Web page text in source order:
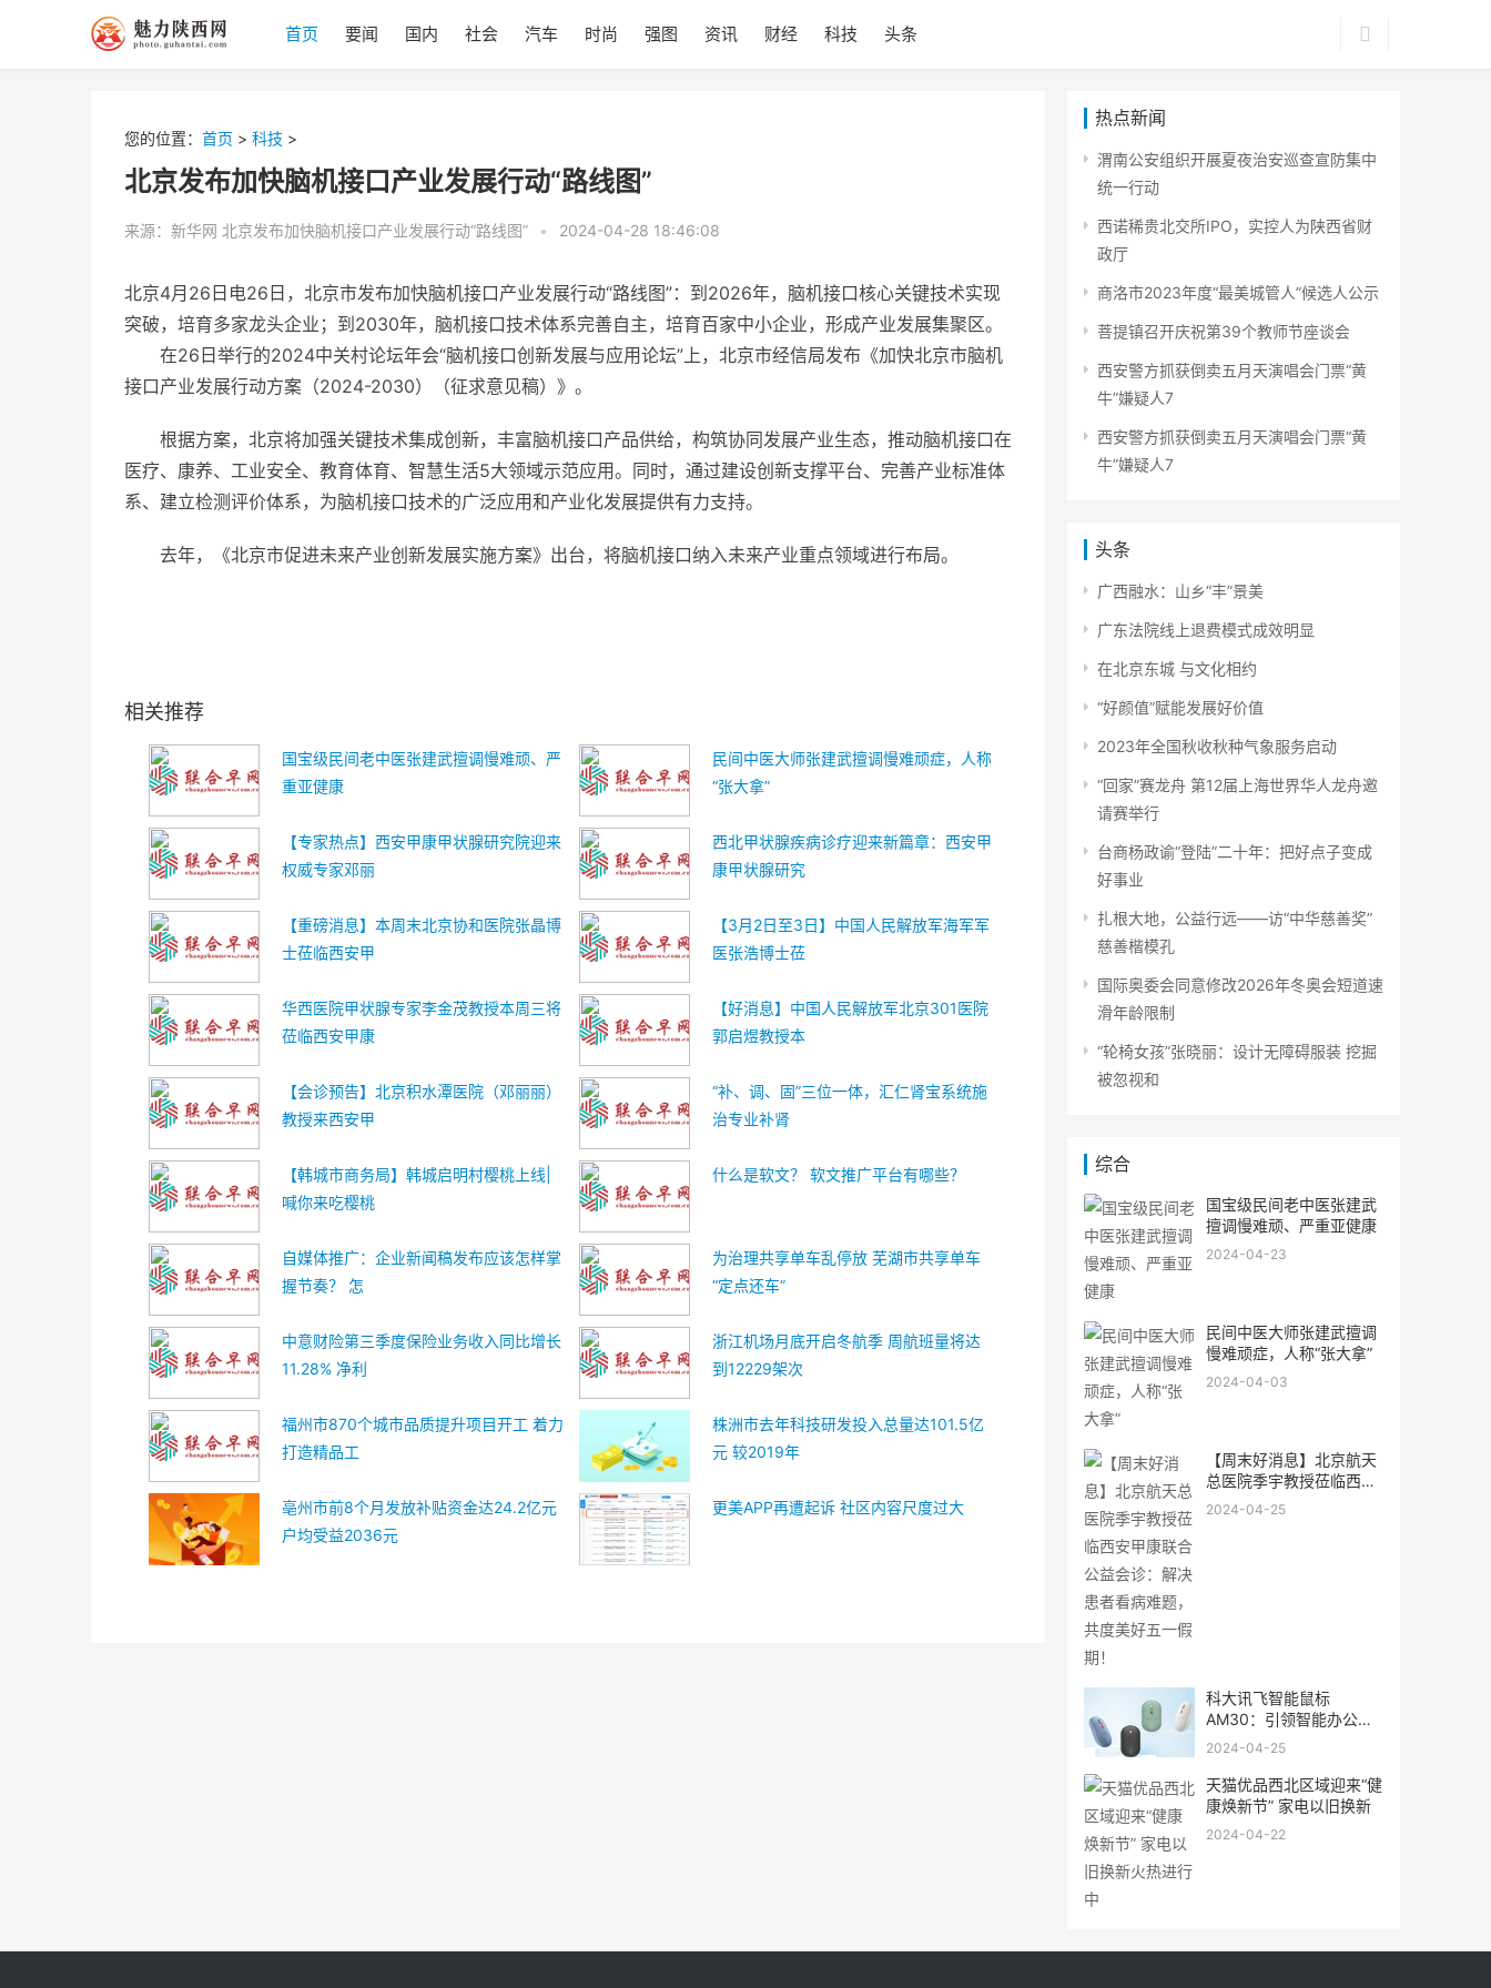
首页 要闻 国内 社会 汽车 时尚 强图 资讯 财经 科技 头条
您的位置： 首页 > 科技 >
北京发布加快脑机接口产业发展行动“路线图”
来源：新华网 北京发布加快脑机接口产业发展行动“路线图” • 2024-04-28 18:46:08
北京4月26日电26日，北京市发布加快脑机接口产业发展行动“路线图”：到2026年，脑机接口核心关键技术实现
突破，培育多家龙头企业；到2030年，脑机接口技术体系完善自主，培育百家中小企业，形成产业发展集聚区。
在26日举行的2024中关村论坛年会“脑机接口创新发展与应用论坛”上，北京市经信局发布《加快北京市脑机
接口产业发展行动方案（2024-2030）（征求意见稿）》。
根据方案，北京将加强关键技术集成创新，丰富脑机接口产品供给，构筑协同发展产业生态，推动脑机接口在
医疗、康养、工业安全、教育体育、智慧生活5大领域示范应用。同时，通过建设创新支撑平台、完善产业标准体
系、建立检测评价体系，为脑机接口技术的广泛应用和产业化发展提供有力支持。
去年，《北京市促进未来产业创新发展实施方案》出台，将脑机接口纳入未来产业重点领域进行布局。
相关推荐
国宝级民间老中医张建武擅调慢难顽、严
重亚健康
民间中医大师张建武擅调慢难顽症，人称
“张大拿”
【专家热点】西安甲康甲状腺研究院迎来
权威专家邓丽
西北甲状腺疾病诊疗迎来新篇章：西安甲
康甲状腺研究
【重磅消息】本周末北京协和医院张晶博
士莅临西安甲
【3月2日至3日】中国人民解放军海军军
医张浩博士莅
华西医院甲状腺专家李金茂教授本周三将
莅临西安甲康
【好消息】中国人民解放军北京301医院
郭启煜教授本
【会诊预告】北京积水潭医院（邓丽丽）
教授来西安甲
“补、调、固”三位一体，汇仁肾宝系统施
治专业补肾
【韩城市商务局】韩城启明村樱桃上线|
喊你来吃樱桃
什么是软文？ 软文推广平台有哪些？
自媒体推广：企业新闻稿发布应该怎样掌
握节奏？ 怎
为治理共享单车乱停放 芜湖市共享单车
“定点还车”
中意财险第三季度保险业务收入同比增长
11.28% 净利
浙江机场月底开启冬航季 周航班量将达
到12229架次
福州市870个城市品质提升项目开工 着力
打造精品工
株洲市去年科技研发投入总量达101.5亿
元 较2019年
亳州市前8个月发放补贴资金达24.2亿元
户均受益2036元
更美APP再遭起诉 社区内容尺度过大
热点新闻
渭南公安组织开展夏夜治安巡查宣防集中
统一行动
西诺稀贵北交所IPO，实控人为陕西省财
政厅
商洛市2023年度“最美城管人”候选人公示
菩提镇召开庆祝第39个教师节座谈会
西安警方抓获倒卖五月天演唱会门票“黄
牛”嫌疑人7
西安警方抓获倒卖五月天演唱会门票“黄
牛”嫌疑人7
头条
广西融水：山乡“丰”景美
广东法院线上退费模式成效明显
在北京东城 与文化相约
“好颜值”赋能发展好价值
2023年全国秋收秋种气象服务启动
“回家”赛龙舟 第12届上海世界华人龙舟邀
请赛举行
台商杨政谕“登陆”二十年：把好点子变成
好事业
扎根大地，公益行远——访“中华慈善奖”
慈善楷模孔
国际奥委会同意修改2026年冬奥会短道速
滑年龄限制
“轮椅女孩”张晓丽：设计无障碍服装 挖掘
被忽视和
综合
国宝级民间老中医张建武
擅调慢难顽、严重亚健康
2024-04-23
民间中医大师张建武擅调
慢难顽症，人称“张大拿”
2024-04-03
【周末好消息】北京航天
总医院季宇教授莅临西安
甲康
2024-04-25
科大讯飞智能鼠标
AM30：引领智能办公新
体验
2024-04-25
天猫优品西北区域迎来“健
康焕新节” 家电以旧换新
2024-04-22